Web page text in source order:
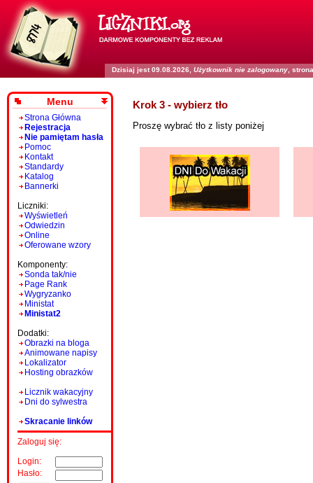
Dzisiaj jest 09.08.2026, Użytkownik nie zalogowany ,
Menu
Strona Główna
Rejestracja
Nie pamiętam hasła
Pomoc
Kontakt
Standardy
Katalog
Bannerki
Liczniki:
Wyświetleń
Odwiedzin
Online
Oferowane wzory
Komponenty:
Sonda tak/nie
Page Rank
Wygryzanko
Ministat
Ministat2
Dodatki:
Obrazki na bloga
Animowane napisy
Lokalizator
Hosting obrazków
Licznik wakacyjny
Dni do sylwestra
Skracanie linków
Zaloguj się:
Login:
Hasło:
Krok 3 - wybierz tło
Proszę wybrać tło z listy poniżej